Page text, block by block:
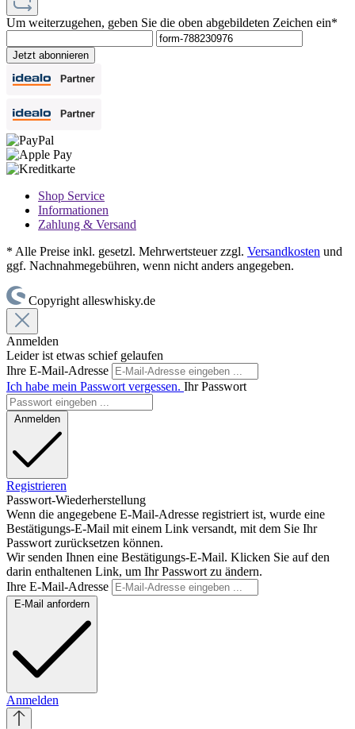
Um weiterzugehen, geben Sie die oben abgebildeten Zeichen ein*
Jetzt abonnieren
Shop Service
Informationen
Zahlung & Versand
* Alle Preise inkl. gesetzl. Mehrwertsteuer zzgl. Versandkosten und
ggf. Nachnahmegebühren, wenn nicht anders angegeben.
Copyright alleswhisky.de
Anmelden
Leider ist etwas schief gelaufen
Ihre E-Mail-Adresse
Ich habe mein Passwort vergessen. Ihr Passwort
Anmelden
Registrieren
Passwort-Wiederherstellung
Wenn die angegebene E-Mail-Adresse registriert ist, wurde eine
Bestätigungs-E-Mail mit einem Link versandt, mit dem Sie Ihr
Passwort zurücksetzen können.
Wir senden Ihnen eine Bestätigungs-E-Mail. Klicken Sie auf den
darin enthaltenen Link, um Ihr Passwort zu ändern.
Ihre E-Mail-Adresse
E-Mail anfordern
Anmelden